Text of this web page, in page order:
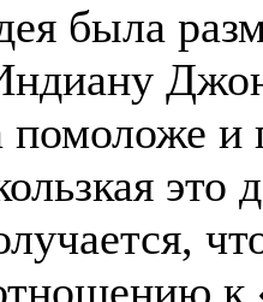
была
помоложе и
к